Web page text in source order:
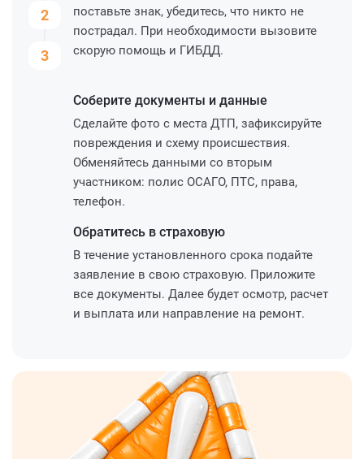
2
3
поставьте знак, убедитесь, что никто не
пострадал. При необходимости вызовите
скорую помощь и ГИБДД.
Соберите документы и данные
Сделайте фото с места ДТП, зафиксируйте
повреждения и схему происшествия.
Обменяйтесь данными со вторым
участником: полис ОСАГО, ПТС, права,
телефон.
Обратитесь в страховую
В течение установленного срока подайте
заявление в свою страховую. Приложите
все документы. Далее будет осмотр, расчет
и выплата или направление на ремонт.